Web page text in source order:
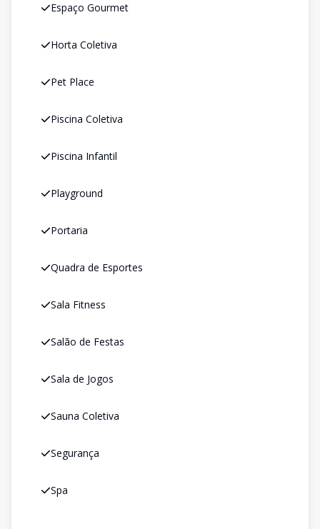
Espaço Gourmet
Horta Coletiva
Pet Place
Piscina Coletiva
Piscina Infantil
Playground
Portaria
Quadra de Esportes
Sala Fitness
Salão de Festas
Sala de Jogos
Sauna Coletiva
Segurança
Spa